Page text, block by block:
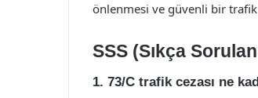
önlenmesi ve güvenli bir trafik
SSS (Sıkça
1. 73/C trafik cezası ne